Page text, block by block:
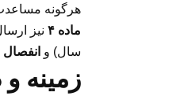
هرگونه
ماده ۴
نیز
سال) و
زمینه